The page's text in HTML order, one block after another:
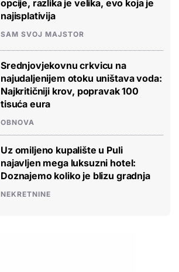
opcije, razlika je velika, evo koja je
najisplativija
SAM SVOJ MAJSTOR
Srednjovjekovnu crkvicu na
najudaljenijem otoku uništava voda:
Najkritičniji krov, popravak 100
tisuća eura
OBNOVA
Uz omiljeno kupalište u Puli
najavljen mega luksuzni hotel:
Doznajemo koliko je blizu gradnja
NEKRETNINE